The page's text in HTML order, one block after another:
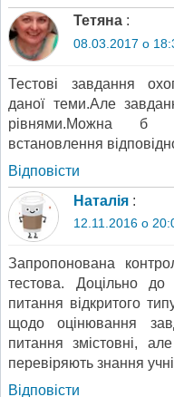
Тетяна :
08.03.2017 о
Тестові завдання
даної теми.Але
рівнями.Можна б
встановлення
Відповіcти
Наталія :
12.11.2016 о
Запропонована
тестова. Доцільно до
питання відкритого
щодо оцінювання
питання змістовні,
перевіряють знання
Відповіcти